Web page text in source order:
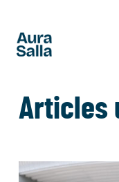
Articles